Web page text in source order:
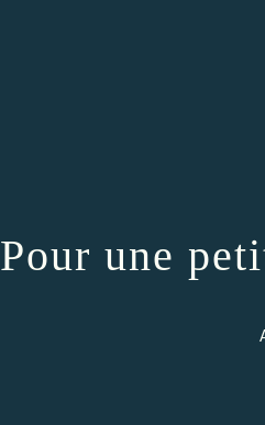
Pour une